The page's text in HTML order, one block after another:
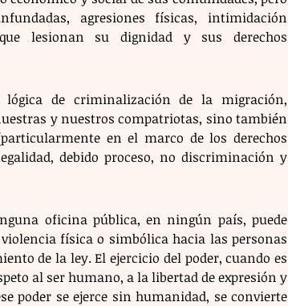
agresiones físicas, intimidación
lesionan su dignidad y sus derechos
lógica de criminalización de la migración,
y nuestros compatriotas, sino también
en el marco de los derechos
debido proceso, no discriminación y
oficina pública, en ningún país, puede
física o simbólica hacia las personas
de la ley. El ejercicio del poder, cuando es
al ser humano, a la libertad de expresión y
poder se ejerce sin humanidad, se convierte